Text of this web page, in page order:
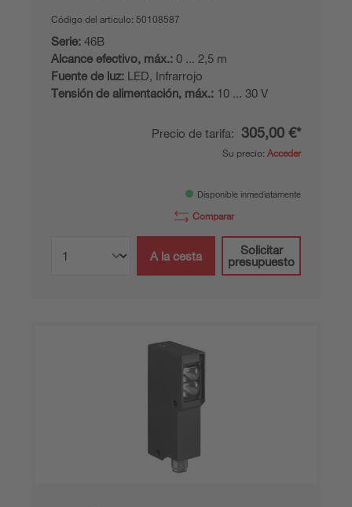
Código del articulo: 50108587
Serie: 46B
Alcance efectivo, máx.: 0 ... 2,5 m
Fuente de luz: LED, Infrarrojo
Tensión de alimentación, máx.: 10 ... 30 V
Precio de tarifa: 305,00 €*
Su precio: Acceder
Disponible inmediatamente
Comparar
A la cesta
Solicitar
presupuesto